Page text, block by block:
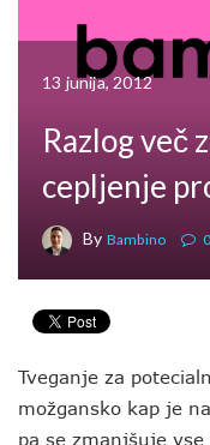
13 junija, 2012
Razlog več
cepljenje
By Bambino 0
Tveganje za
možgansko kap je
pa se zmanjšuje